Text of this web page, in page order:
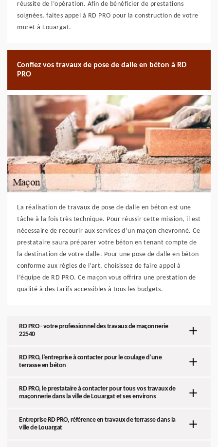
réussite de l’opération. Afin de bénéficier de prestations
soignées, faites appel à RD PRO pour la construction de votre
muret à Louargat.
Confiez vos travaux de pose de dalle en béton à RD
PRO
La réalisation de travaux de pose de dalle en béton est une
tâche à la fois très technique. Pour réussir cette mission, il est
nécessaire de recourir aux services d’un maçon chevronné. Ce
prestataire saura préparer votre béton en tenant compte de
la destination de votre dalle. Pour une pose de dalle en béton
conforme aux règles de l’art, choisissez de faire appel à
l’équipe de RD PRO. Ce maçon vous offrira une prestation de
qualité à des tarifs accessibles à tous les budgets.
RD PRO - votre professionnel des travaux de maçonnerie
22540
RD PRO, l’entreprise à contacter pour le coulage d’une
terrasse en béton
RD PRO, le prestataire à contacter pour tous vos travaux de
maçonnerie dans la ville de Louargat et ses environs
Entreprise RD PRO, référence en travaux de terrasse dans la
ville de Louargat